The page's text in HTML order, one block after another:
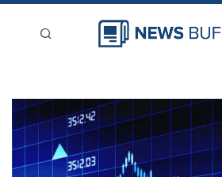
新聞稿分類
登入
刊登